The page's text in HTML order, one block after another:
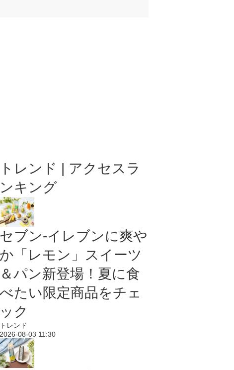
トレンド | アクセスラ
ンキング
セブン‐イレブンに爽や
か「レモン」スイーツ
＆パン新登場！夏に食
べたい限定商品をチェ
ック
トレンド
2026-08-03 11:30